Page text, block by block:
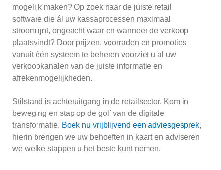
mogelijk maken? Op zoek naar de juiste retail
software die ál uw kassaprocessen maximaal
stroomlijnt, ongeacht waar en wanneer de verkoop
plaatsvindt? Door prijzen, voorraden en promoties
vanuit één systeem te beheren voorziet u al uw
verkoopkanalen van de juiste informatie en
afrekenmogelijkheden.
Stilstand is achteruitgang in de retailsector. Kom in
beweging en stap op de golf van de digitale
transformatie. Boek nu vrijblijvend een adviesgesprek,
hierin brengen we uw behoeften in kaart en adviseren
we welke stappen u het beste kunt nemen.